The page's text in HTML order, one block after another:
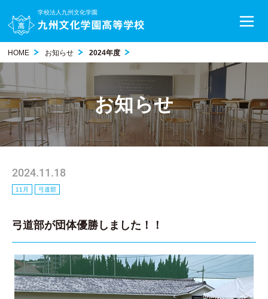
学校法人九州文化学園
HOME お知らせ 2024年度
お知らせ
2024.11.18
11月 弓道部
弓道部が団体優勝しました！！